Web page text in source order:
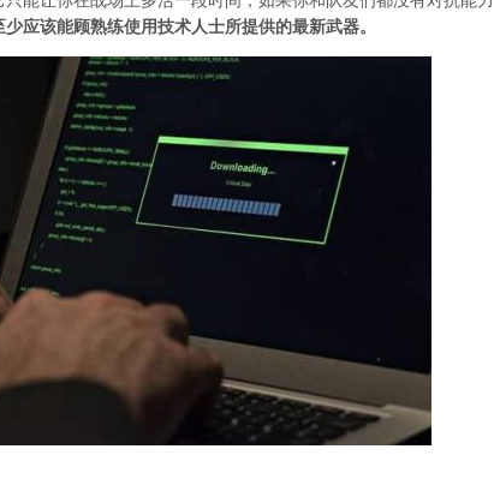
应该能顾熟练使用技术人士所提供的最新武器。